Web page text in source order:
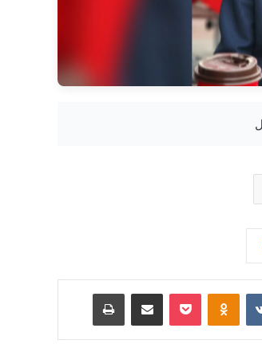
‏VKontakte
Odnoklassniki
‫Pocket مشاركة عبر البريد طباعة